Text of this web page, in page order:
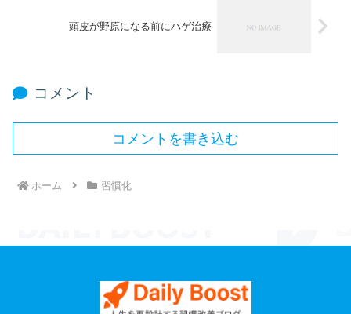
頭皮が野原になる前にハゲ治療
コメント
コメントを書き込む
ホーム 習慣化